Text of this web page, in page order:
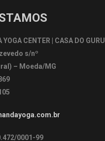
YOGA CENTER | CASA DO GURU
s/nº
– Moeda/MG
0001-99